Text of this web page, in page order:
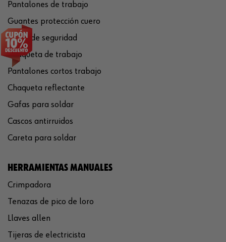
Pantalones de trabajo
Guantes protección cuero
Casco de seguridad
Chaqueta de trabajo
Pantalones cortos trabajo
Chaqueta reflectante
Gafas para soldar
Cascos antirruidos
Careta para soldar
HERRAMIENTAS MANUALES
Crimpadora
Tenazas de pico de loro
Llaves allen
Tijeras de electricista